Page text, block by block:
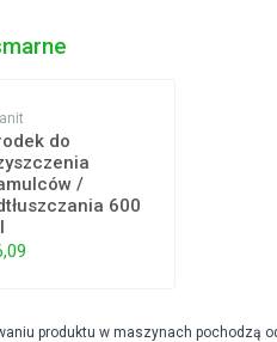
do
/
600
produktu w maszynach pochodzą